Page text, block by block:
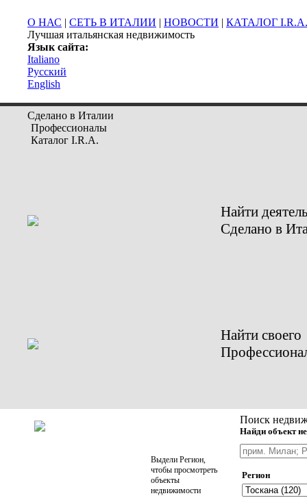
О НАС | СЕТЬ В ИТАЛИИ | НОВОСТИ | КАТАЛОГ I.R.A.
Лучшая итальянская недвижимость
Язык сайта:
Italiano
Русский
English
Сделано в Италии
Профессионалы
Каталог I.R.A.
Найти
Сделано в
Найти своего
Выдели Регион,
чтобы просмотреть
объекты
недвижимости
Поиск
Найди объект
Регион